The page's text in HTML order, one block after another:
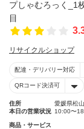
リサイクルショップ
配達・デリバリー対応
QRコード決済可
住所
愛媛県松
本日の営業状況 10:00〜
商品・サービス